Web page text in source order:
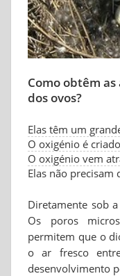
Como obtêm
dos ovos?
O oxigénio é
O oxigénio vem
Elas não
Diretamente sob
Os poros
permitem que o
o ar fresco
desenvolvimento